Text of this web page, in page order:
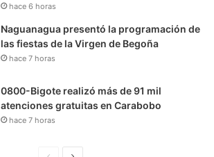
hace 6 horas
Naguanagua presentó la programación de
las fiestas de la Virgen de Begoña
hace 7 horas
0800-Bigote realizó más de 91 mil
atenciones gratuitas en Carabobo
hace 7 horas